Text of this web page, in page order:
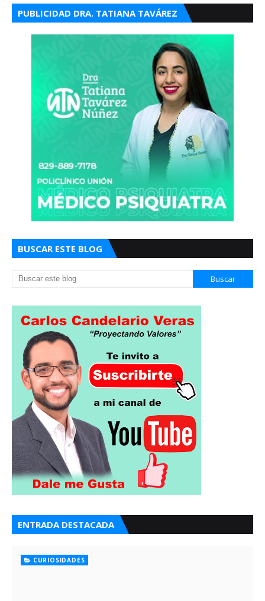
PUBLICIDAD DRA. TATIANA TAVÁREZ
BUSCAR ESTE BLOG
ENTRADA DESTACADA
CURIOSIDADES